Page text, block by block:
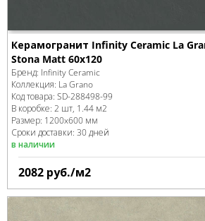
Керамогранит Infinity Ceramic La
Stona Matt 60x120
Бренд: Infinity Ceramic
Коллекция: La Grano
Код товара: SD-288498-99
В коробке: 2 шт, 1.44 м2
Размер: 1200x600 мм
Сроки доставки: 30 дней
в наличии
2082 руб./м2